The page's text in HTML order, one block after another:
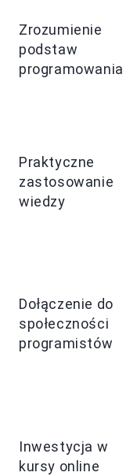
Zrozumienie
podstaw
programowania
Praktyczne
zastosowanie
wiedzy
Dołączenie do
społeczności
programistów
Inwestycja w
kursy online